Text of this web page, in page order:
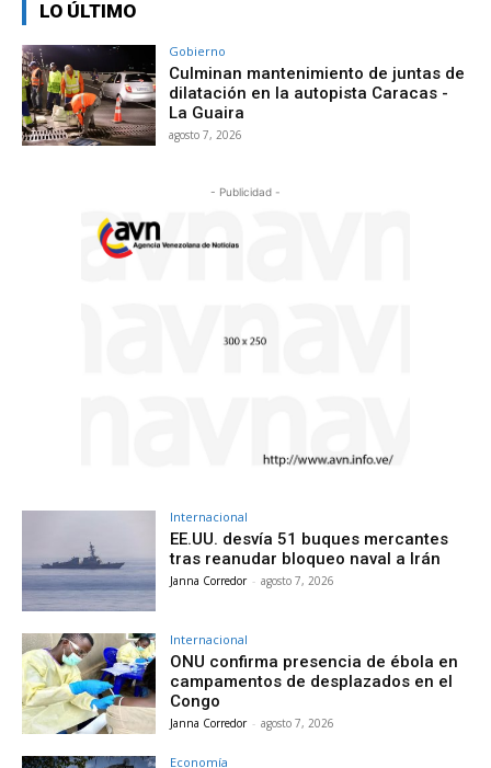
LO ÚLTIMO
Gobierno
Culminan mantenimiento de juntas de
dilatación en la autopista Caracas -
La Guaira
agosto 7, 2026
- Publicidad -
Internacional
EE.UU. desvía 51 buques mercantes
tras reanudar bloqueo naval a Irán
Janna Corredor - agosto 7, 2026
Internacional
ONU confirma presencia de ébola en
campamentos de desplazados en el
Congo
Janna Corredor - agosto 7, 2026
Economía